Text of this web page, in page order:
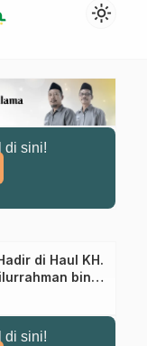
light_mode
di sini!
di Haul KH.
bin
di sini!